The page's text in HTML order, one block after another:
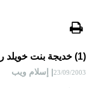
(1) خديجة بنت خويلد رضي الله عنها
23/09/2003| إسلام ويب